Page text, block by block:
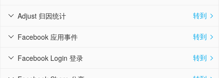
Adjust 归因统计
 转到 
Facebook 应用事件
 转到 
Facebook Login 登录
 转到 